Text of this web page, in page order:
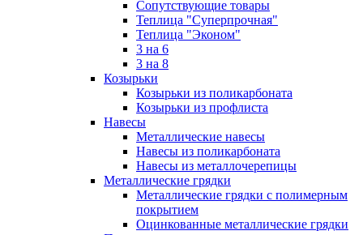
Сопутствующие товары
Теплица "Суперпрочная"
Теплица "Эконом"
3 на 6
3 на 8
Козырьки
Козырьки из поликарбоната
Козырьки из профлиста
Навесы
Металлические навесы
Навесы из поликарбоната
Навесы из металлочерепицы
Металлические грядки
Металлические грядки с полимерным
покрытием
Оцинкованные металлические грядки